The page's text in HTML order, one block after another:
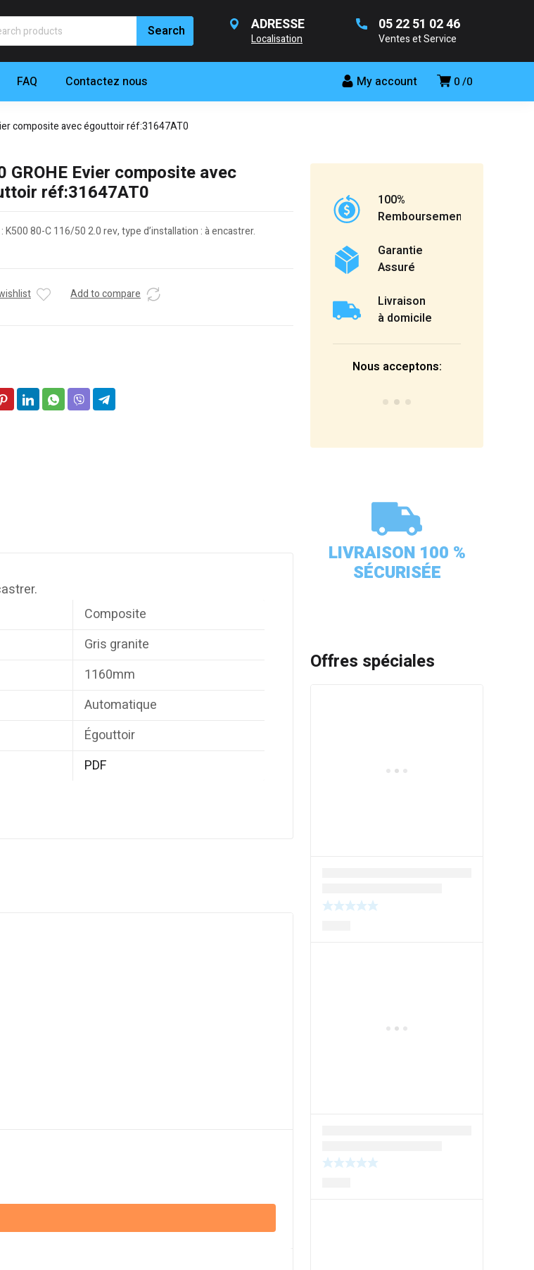
ADRESSE
Localisation
05 22 51 02 46
Ventes et Service
0 0
My account
FAQ Contactez nous
composite avec égouttoir réf:31647AT0
GROHE Evier composite avec
réf:31647AT0
K500 80-C 116/50 2.0 rev, type d’installation : à encastrer.
Add to compare
Composite
Gris granite
1160mm
Automatique
Égouttoir
PDF
100%
Remboursement
Garantie
Assuré
Livraison
à domicile
Nous acceptons:
LIVRAISON 100 %
SÉCURISÉE
Offres spéciales